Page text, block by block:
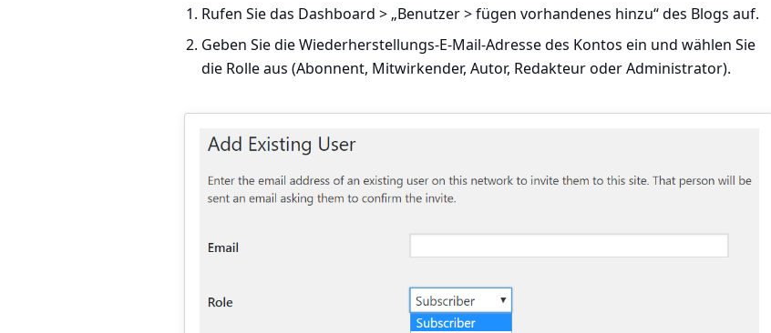
Rufen Sie das Dashboard > „Benutzer > fügen vorhandenes hinzu“ des Blogs auf.
Geben Sie die Wiederherstellungs-E-Mail-Adresse des Kontos ein und wählen Sie
die Rolle aus (Abonnent, Mitwirkender, Autor, Redakteur oder Administrator).